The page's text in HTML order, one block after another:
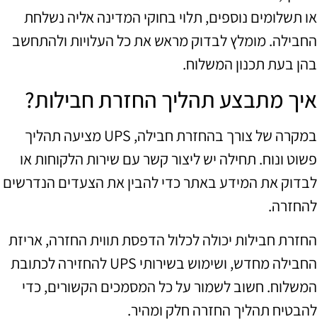
או תשלומים נוספים, תלוי בחוקי המדינה אליה נשלחת
החבילה. מומלץ לבדוק מראש את כל העלויות ולהתחשב
בהן בעת תכנון המשלוח.
איך מתבצע תהליך החזרת חבילות?
במקרה של צורך בהחזרת חבילה, UPS מציעה תהליך
פשוט ונוח. תחילה יש ליצור קשר עם שירות הלקוחות או
לבדוק את המידע באתר כדי להבין את הצעדים הנדרשים
להחזרה.
החזרת חבילות יכולה לכלול הדפסת תווית החזרה, אריזת
החבילה מחדש, ושימוש בשירותי UPS להחזירה לכתובת
המשלוח. חשוב לשמור על כל המסמכים הקשורים, כדי
להבטיח תהליך החזרה חלק ומהיר.